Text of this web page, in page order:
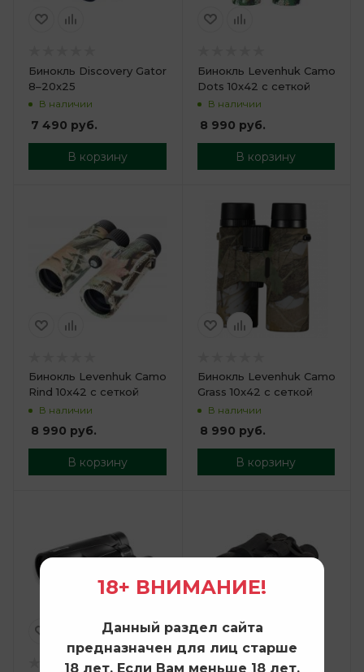
Бинокль Discovery Gator
8–20x25
В наличии
7 490 руб.
В корзину
Бинокль Levenhuk Camo
Dots 10x42 с сеткой
В наличии
8 990 руб.
В корзину
Бинокль Levenhuk Camo
Rind 10x42 с сеткой
В наличии
8 990 руб.
В корзину
Бинокль Levenhuk Camo
Grass 10x42 с сеткой
В наличии
8 990 руб.
В корзину
18+ ВНИМАНИЕ!
Данный раздел сайта
предназначен для лиц старше
18 лет. Если Вам меньше 18 лет,